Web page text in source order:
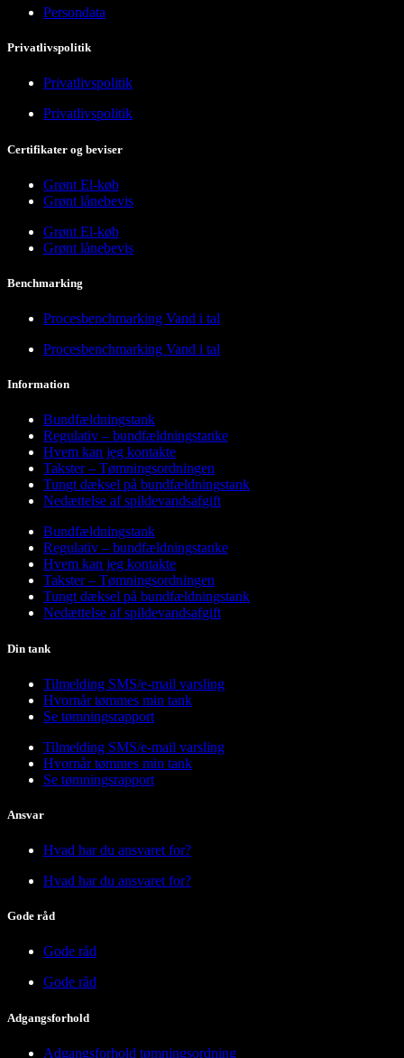
Persondata
Privatlivspolitik
Privatlivspolitik
Privatlivspolitik
Certifikater og beviser
Grønt El-køb
Grønt lånebevis
Grønt El-køb
Grønt lånebevis
Benchmarking
Procesbenchmarking Vand i tal
Procesbenchmarking Vand i tal
Information
Bundfældningstank
Regulativ – bundfældningstanke
Hvem kan jeg kontakte
Takster – Tømningsordningen
Tungt dæksel på bundfældningstank
Nedættelse af spildevandsafgift
Bundfældningstank
Regulativ – bundfældningstanke
Hvem kan jeg kontakte
Takster – Tømningsordningen
Tungt dæksel på bundfældningstank
Nedættelse af spildevandsafgift
Din tank
Tilmelding SMS/e-mail varsling
Hvornår tømmes min tank
Se tømningsrapport
Tilmelding SMS/e-mail varsling
Hvornår tømmes min tank
Se tømningsrapport
Ansvar
Hvad har du ansvaret for?
Hvad har du ansvaret for?
Gode råd
Gode råd
Gode råd
Adgangsforhold
Adgangsforhold tømningsordning